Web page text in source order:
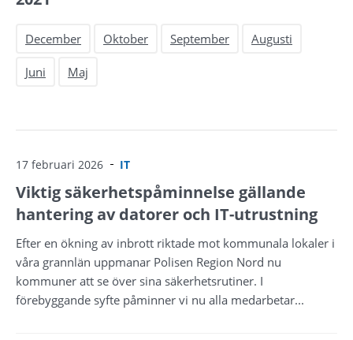
December Oktober September Augusti
Juni Maj
17 februari 2026 IT
Viktig säkerhetspåminnelse gällande
hantering av datorer och IT-utrustning
Efter en ökning av inbrott riktade mot kommunala lokaler i
våra grannlän uppmanar Polisen Region Nord nu
kommuner att se över sina säkerhetsrutiner. I
förebyggande syfte påminner vi nu alla medarbetar...